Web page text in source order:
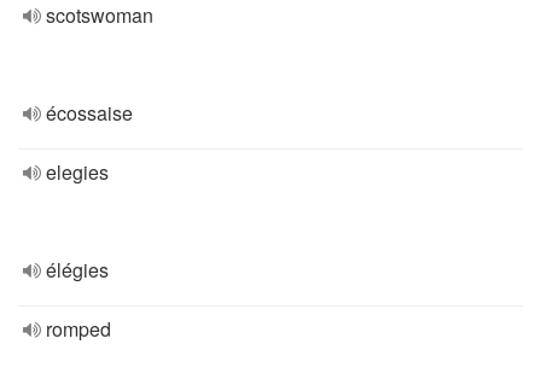
scotswoman
écossaise
elegies
élégies
romped